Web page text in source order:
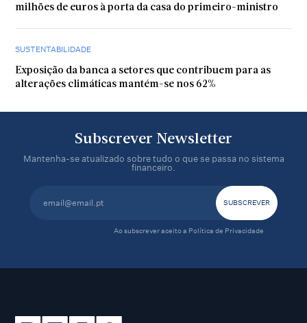
milhões de euros à porta da casa do primeiro-ministro
SUSTENTABILIDADE
Exposição da banca a setores que contribuem para as
alterações climáticas mantém-se nos 62%
Subscrever Newsletter
Mantenha-se atualizado sobre tudo o que se passa no sistema
financeiro.
Ao subscrever aceito a Política de Privacidade